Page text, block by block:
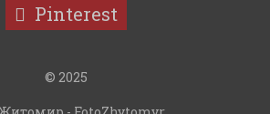
Pinterest
© 2025